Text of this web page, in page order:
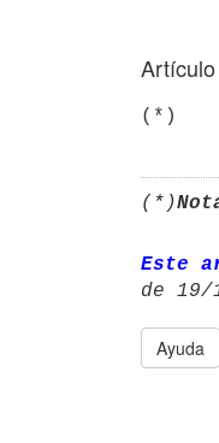
(*)
(*)
Este
de
Ayuda